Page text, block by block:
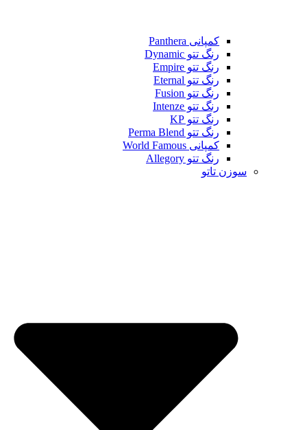
کمپانی Panthera
رنگ تتو Dynamic
رنگ تتو Empire
رنگ تتو Eternal
رنگ تتو Fusion
رنگ تتو Intenze
رنگ تتو KP
رنگ تتو Perma Blend
کمپانی World Famous
رنگ تتو Allegory
سوزن تاتو